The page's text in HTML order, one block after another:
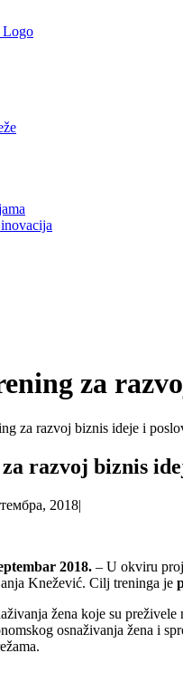
za
za razvoj biznis ideje i
razvoj biznis
2018|
2018. – U okviru
Knežević. Cilj treninga je
žena koje su
osnaživanja žena i